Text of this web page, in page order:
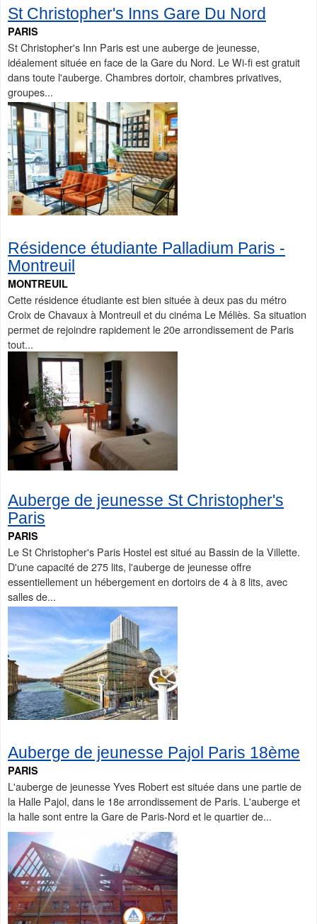
St Christopher's Inns Gare Du Nord
PARIS
St Christopher's Inn Paris est une auberge de jeunesse,
idéalement située en face de la Gare du Nord. Le Wi-fi est gratuit
dans toute l'auberge. Chambres dortoir, chambres privatives,
groupes...
Résidence étudiante Palladium Paris -
Montreuil
MONTREUIL
Cette résidence étudiante est bien située à deux pas du métro
Croix de Chavaux à Montreuil et du cinéma Le Méliès. Sa situation
permet de rejoindre rapidement le 20e arrondissement de Paris
tout...
Auberge de jeunesse St Christopher's
Paris
PARIS
Le St Christopher's Paris Hostel est situé au Bassin de la Villette.
D'une capacité de 275 lits, l'auberge de jeunesse offre
essentiellement un hébergement en dortoirs de 4 à 8 lits, avec
salles de...
Auberge de jeunesse Pajol Paris 18ème
PARIS
L'auberge de jeunesse Yves Robert est située dans une partie de
la Halle Pajol, dans le 18e arrondissement de Paris. L'auberge et
la halle sont entre la Gare de Paris-Nord et le quartier de...